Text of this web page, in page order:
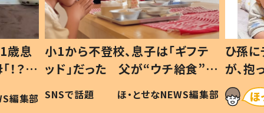
歳息
？」
編集部
小1から不登校、息子は「ギフテ
ッド」だった 父が“ウチ給食”を
作り続ける理由とは #令和の親
#令和の子
SNSで話題 ほ・とせなNEWS編集部
ひ孫
が、
「涙が
い」